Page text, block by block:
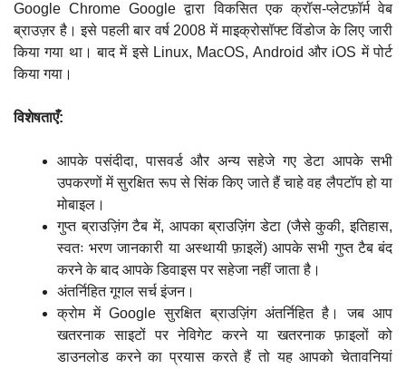
Google Chrome Google द्वारा विकसित एक क्रॉस-प्लेटफ़ॉर्म वेब
ब्राउज़र है। इसे पहली बार वर्ष 2008 में माइक्रोसॉफ्ट विंडोज के लिए जारी
किया गया था। बाद में इसे Linux, MacOS, Android और iOS में पोर्ट
किया गया।
विशेषताएँ:
आपके पसंदीदा, पासवर्ड और अन्य सहेजे गए डेटा आपके सभी
उपकरणों में सुरक्षित रूप से सिंक किए जाते हैं चाहे वह लैपटॉप हो या
मोबाइल।
गुप्त ब्राउज़िंग टैब में, आपका ब्राउज़िंग डेटा (जैसे कुकी, इतिहास,
स्वतः भरण जानकारी या अस्थायी फ़ाइलें) आपके सभी गुप्त टैब बंद
करने के बाद आपके डिवाइस पर सहेजा नहीं जाता है।
अंतर्निहित गूगल सर्च इंजन।
क्रोम में Google सुरक्षित ब्राउज़िंग अंतर्निहित है। जब आप
खतरनाक साइटों पर नेविगेट करने या खतरनाक फ़ाइलों को
डाउनलोड करने का प्रयास करते हैं तो यह आपको चेतावनियां